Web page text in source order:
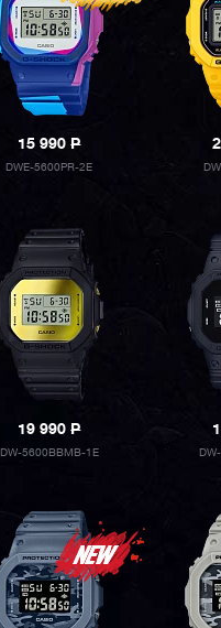
15 990P
DWE-5600PR-2E
19 990P
DW-5600BBMB-1E